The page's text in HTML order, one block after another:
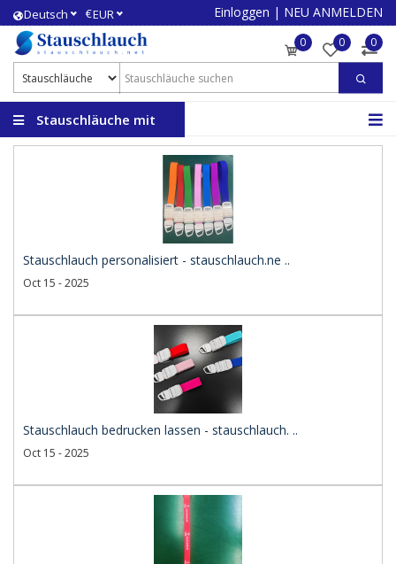
Deutsch €EUR Einloggen | NEU ANMELDEN
0 0 0
Stauschläuche mit
Stauschlauch personalisiert - stauschlauch.ne ..
Oct 15 - 2025
Stauschlauch bedrucken lassen - stauschlauch. ..
Oct 15 - 2025